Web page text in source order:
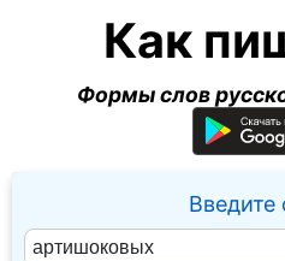
Как
Формы слов
Введите